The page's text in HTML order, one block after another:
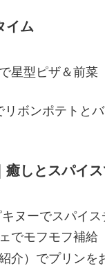
イム
星型ピザ＆前菜
リボンポテトと
癒しとスパイ
ヌーでスパイス
でモフモフ補給
介）でプリンを